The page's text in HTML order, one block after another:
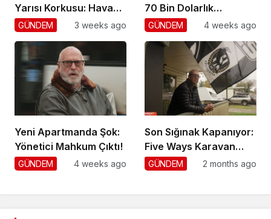
Yarısı Korkusu: Hava
Gözetimi
GÜNDEM 3 weeks ago
70 Bin Dolarlık
Dolandırıcılığı
GÜNDEM 4 weeks ago
Yeni Apartmanda Şok:
Yönetici Mahkum Çıktı!
GÜNDEM 4 weeks ago
Son Sığınak Kapanıyor:
Five Ways Karavan
Park
GÜNDEM 2 months ago